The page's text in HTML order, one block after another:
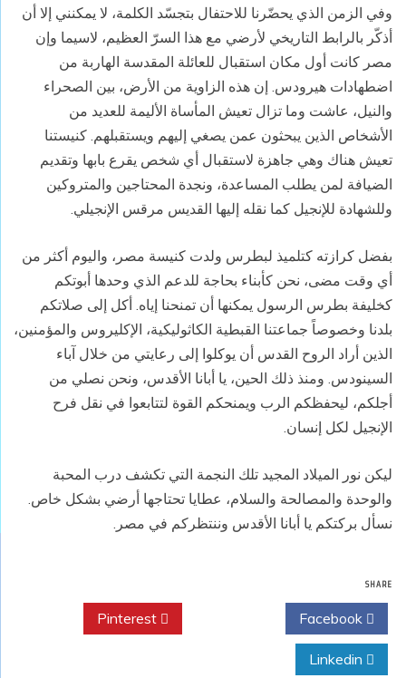
وفي الزمن الذي يحضّرنا للاحتفال بتجسّد الكلمة، لا يمكنني إلا أن
أذكّر بالرابط التاريخي لأرضي مع هذا السرّ العظيم، لاسيما وإن
مصر كانت أول مكان استقبال للعائلة المقدسة الهاربة من
اضطهادات هيرودس. إن هذه الزاوية من الأرض، بين الصحراء
والنيل، عاشت وما تزال تعيش المأساة الأليمة للعديد من
الأشخاص الذين يبحثون عمن يصغي إليهم ويستقبلهم. كنيستنا
تعيش هناك وهي جاهزة لاستقبال أي شخص يقرع بابها وتقديم
الضيافة لمن يطلب المساعدة، ونجدة المحتاجين والمتروكين
وللشهادة للإنجيل كما نقله إليها القديس مرقس الإنجيلي.
بفضل كرازته كتلميذ لبطرس ولدت كنيسة مصر، واليوم أكثر من
أي وقت مضى، نحن كأبناء بحاجة للدعم الذي وحدها أبوتكم
كخليفة بطرس الرسول يمكنها أن تمنحنا إياه. أكل إلى صلاتكم
بلدنا وخصوصاً جماعتنا القبطية الكاثوليكية، الإكليروس والمؤمنين،
الذين أراد الروح القدس أن يوكلوا إلى رعايتي من خلال آباء
السينودس. ومنذ ذلك الحين، يا أبانا الأقدس، ونحن نصلي من
أجلكم، ليحفظكم الرب ويمنحكم القوة لتتابعوا في نقل فرح
الإنجيل لكل إنسان.
ليكن نور الميلاد المجيد تلك النجمة التي تكشف درب المحبة
والوحدة والمصالحة والسلام، عطايا تحتاجها أرضي بشكل خاص.
نسأل بركتكم يا أبانا الأقدس وننتظركم في مصر.
SHARE